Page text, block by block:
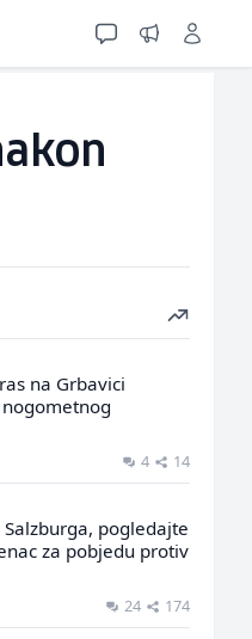
na Grbavici
4 14
pogledajte
za pobjedu protiv
24 174